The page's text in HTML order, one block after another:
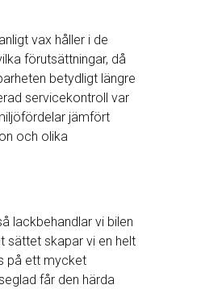
vax håller i de
förutsättningar, då
betydligt längre
servicekontroll var
jämfört
och olika
lackbehandlar vi bilen
sättet skapar vi en helt
på ett mycket
får den härda